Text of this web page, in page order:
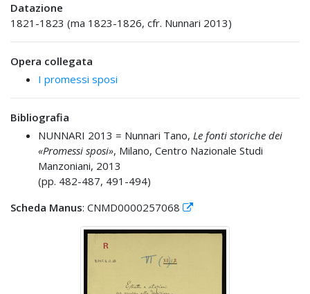
Datazione
1821-1823 (ma 1823-1826, cfr. Nunnari 2013)
Opera collegata
I promessi sposi
Bibliografia
NUNNARI 2013 = Nunnari Tano, Le fonti storiche dei
«Promessi sposi», Milano, Centro Nazionale Studi
Manzoniani, 2013
(pp. 482-487, 491-494)
Scheda Manus: CNMD0000257068